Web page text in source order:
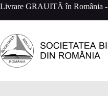
Sari
conținut
Livrare GRAUITĂ în România -